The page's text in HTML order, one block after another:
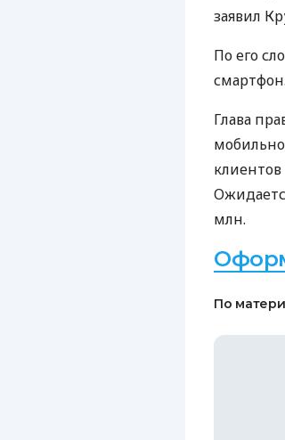
заявил
По его
смартфон.
Глава
млн.
По